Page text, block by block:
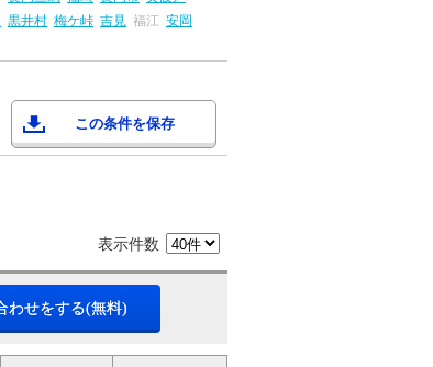
黒井村 梅ケ峠 吉見 福江 安岡
この条件を保存
表示件数
わせをする(無料)